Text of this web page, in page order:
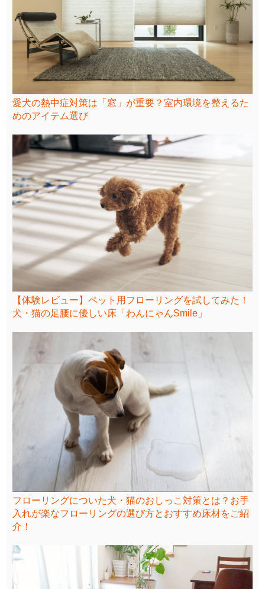
愛犬の熱中症対策は「窓」が重要？室内環境を整えるた
めのアイテム選び
【体験レビュー】ペット用フローリングを試してみた！
犬・猫の足腰に優しい床「わんにゃんSmile」
フローリングについた犬・猫のおしっこ対策とは？お手
入れが楽なフローリングの選び方とおすすめ床材をご紹
介！